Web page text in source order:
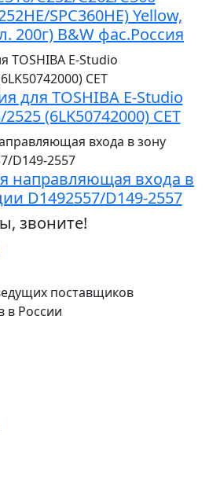
SPC360HE) Yellow,
200г) B&W фас.Россия
для TOSHIBA E-Studio
(6LK50742000) CET
направляющая входа в
D1492557/D149-2557
звоните!
поставщиков
в России